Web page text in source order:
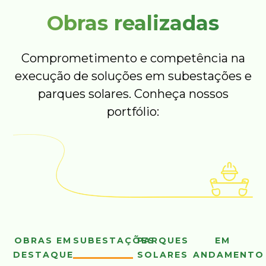
Obras realizadas
Comprometimento e competência na
execução de soluções em subestações e
parques solares. Conheça nossos
portfólio:
OBRAS EM
DESTAQUE
SUBESTAÇÕESPARQUES
SOLARES
EM
ANDAMENTO